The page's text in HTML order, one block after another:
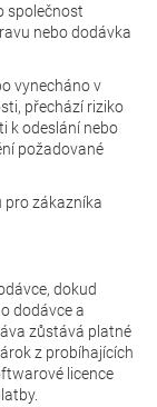
společnost
nebo dodávka
vynecháno v
přechází riziko
k odeslání nebo
požadované
pro zákazníka
dokud
dodávce a
zůstává platné
z probíhajících
licence